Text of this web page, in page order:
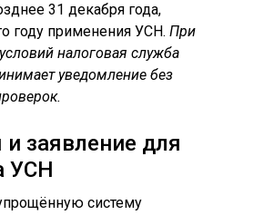
31 декабря года,
году применения УСН.При
налоговая служба
уведомление без
заявление для
УСН
систему